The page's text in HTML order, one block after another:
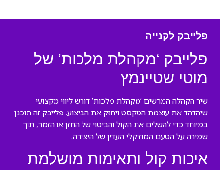
פלייבק לקנייה
פלייבק ‘מקהלת מלכות’ של
מוטי שטיינמץ
שיר הקהלה המרשים ‘מקהלת מלכות’ דורש ליווי מקצועי
שיהדהד את עוצמת הטקסט ויחזק את הביצוע. פלייבק זה תוכנן
במיוחד כדי להשלים את הקול והביטוי של החזן או הזמר, תוך
שמירה על הטעם המוזיקלי העדין של היצירה.
איכות קול ותאימות מושלמת